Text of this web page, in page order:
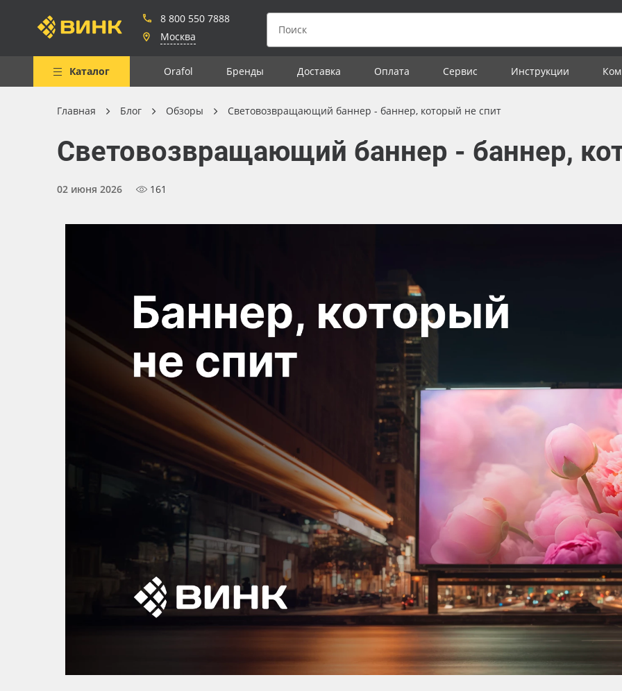
8 800 550 7888
Москва
Каталог Orafol Бренды Доставка Оплата Сервис Инструкции
Весь каталог
Рулонные материалы
Чернила
Профильные системы
Сублимация и термотрансфер
Светотехника
Инженерные пластики
Упаковочные материалы
Оборудование и инструмент
Новинки ассортимента
Плёнка монтажная Oratape
ПЭТ листовой
Вспененный ПВХ
Главная Блог Обзоры Световозвращающий баннер - баннер, который не спит
Световозвращающий баннер - баннер,
02 июня 2026 161